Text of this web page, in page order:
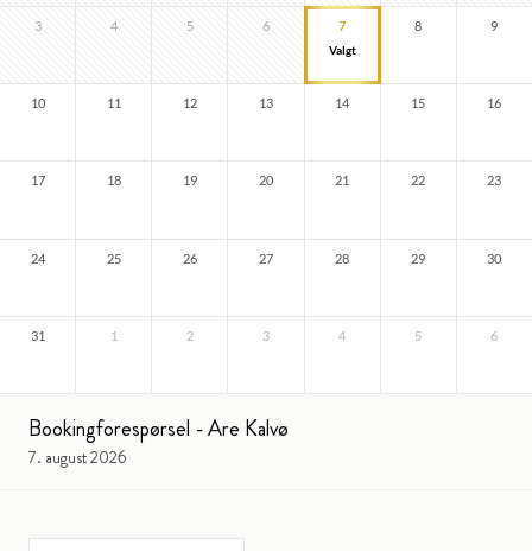
3 4 5 6 7 8 9
10 11 12 13 14 15 16
17 18 19 20 21 22 23
24 25 26 27 28 29 30
31 1 2 3 4 5 6
Bookingforespørsel - Are Kalvø
7. august 2026